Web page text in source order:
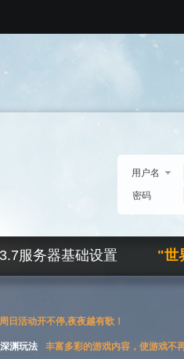
用户名
密码
3.7服务器基础设置 "世
日活动开不停,夜夜越有歌！
深渊玩法 丰富多彩的游戏内容，使游戏不